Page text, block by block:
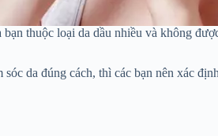
thuộc loại da dầu nhiều và không
da đúng cách, thì các bạn nên xác